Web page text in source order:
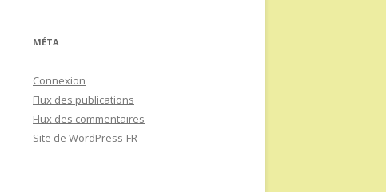
MÉTA
Connexion
Flux des publications
Flux des commentaires
Site de WordPress-FR